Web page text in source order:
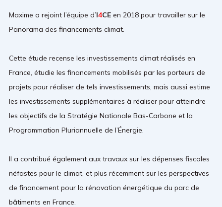
Maxime a rejoint l’équipe d’I4CE en 2018 pour travailler sur le
Panorama des financements climat.
Cette étude recense les investissements climat réalisés en
France, étudie les financements mobilisés par les porteurs de
projets pour réaliser de tels investissements, mais aussi estime
les investissements supplémentaires à réaliser pour atteindre
les objectifs de la Stratégie Nationale Bas-Carbone et la
Programmation Pluriannuelle de l’Énergie.
Il a contribué également aux travaux sur les dépenses fiscales
néfastes pour le climat, et plus récemment sur les perspectives
de financement pour la rénovation énergétique du parc de
bâtiments en France.